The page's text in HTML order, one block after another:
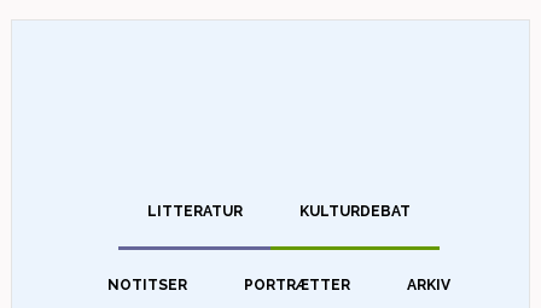
LITTERATUR KULTURDEBAT
NOTITSER PORTRÆTTER ARKIV